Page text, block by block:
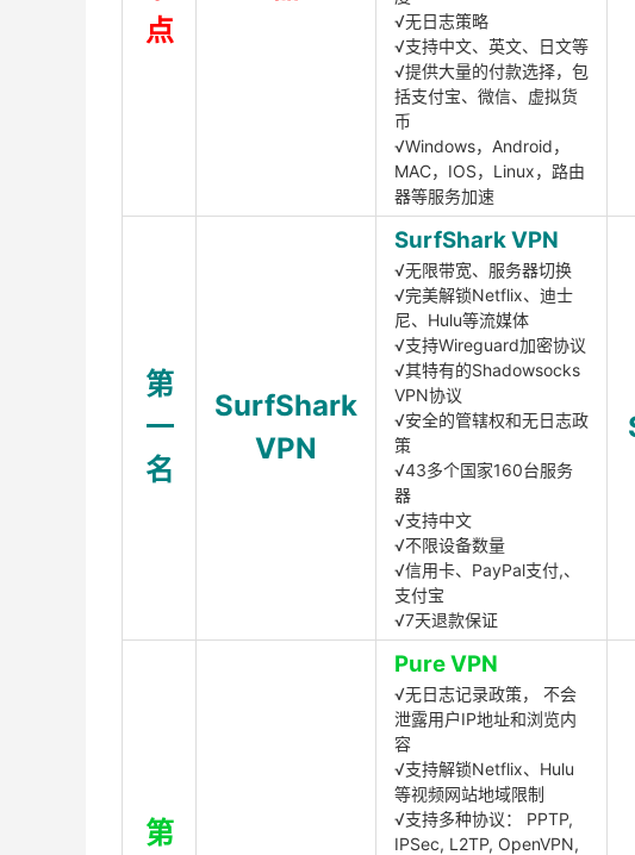
点
√无日志策略
√支持中文、英文、日文等
√提供大量的付款选择，包
括支付宝、微信、虚拟货
币
√Windows，Android，
MAC，IOS，Linux，路由
器等服务加速
第
一
名
SurfShark
VPN
SurfShark VPN
√无限带宽、服务器切换
√完美解锁Netflix、迪士
尼、Hulu等流媒体
√支持Wireguard加密协议
√其特有的Shadowsocks
VPN协议
√安全的管辖权和无日志政
策
√43多个国家160台服务
器
√支持中文
√不限设备数量
√信用卡、PayPal支付,、
支付宝
√7天退款保证
第
Pure VPN
√无日志记录政策， 不会
泄露用户IP地址和浏览内
容
√支持解锁Netflix、Hulu
等视频网站地域限制
√支持多种协议： PPTP,
IPSec, L2TP, OpenVPN,